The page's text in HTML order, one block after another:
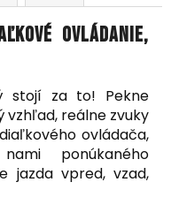
ovládanie,
stojí za to! Pekne
reálne zvuky
ovládača,
ponúkaného
jazda vpred, vzad,